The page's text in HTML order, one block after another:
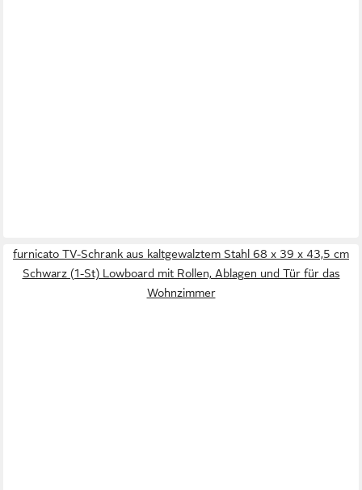
furnicato TV-Schrank aus kaltgewalztem Stahl 68 x 39 x 43,5 cm
Schwarz (1-St) Lowboard mit Rollen, Ablagen und Tür für das
Wohnzimmer